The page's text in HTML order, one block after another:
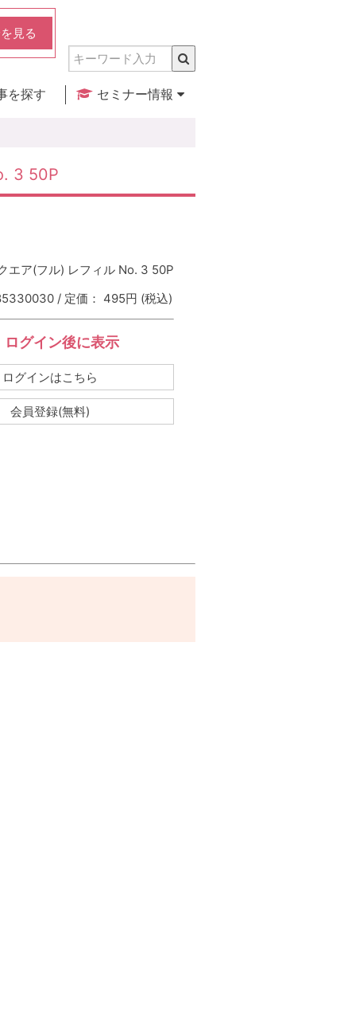
見る
を探す
セミナー情報
3 50P
エア(フル) レフィル No. 3 50P
/ 定価： 495円 (税込)
ログイン後に表示
ログインはこちら
会員登録(無料)